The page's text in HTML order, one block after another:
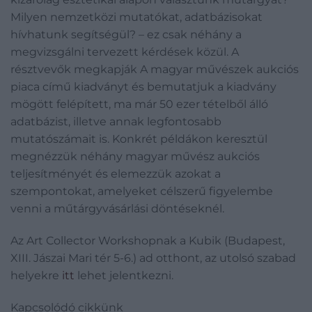
Milyen nemzetközi mutatókat, adatbázisokat
hívhatunk segítségül? – ez csak néhány a
megvizsgálni tervezett kérdések közül. A
résztvevők megkapják A magyar művészek aukciós
piaca című kiadványt és bemutatjuk a kiadvány
mögött felépített, ma már 50 ezer tételből álló
adatbázist, illetve annak legfontosabb
mutatószámait is. Konkrét példákon keresztül
megnézzük néhány magyar művész aukciós
teljesítményét és elemezzük azokat a
szempontokat, amelyeket célszerű figyelembe
venni a műtárgyvásárlási döntéseknél.
Az Art Collector Workshopnak a Kubik (Budapest,
XIII. Jászai Mari tér 5-6.) ad otthont, az utolsó szabad
helyekre itt lehet jelentkezni.
Kapcsolódó cikkünk